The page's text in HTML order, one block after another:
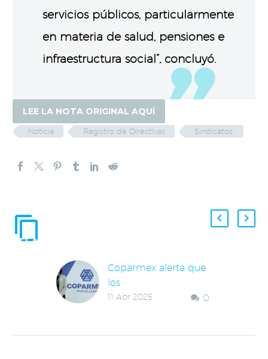
servicios públicos, particularmente
en materia de salud, pensiones e
infraestructura social”, concluyó.
LEE LA NOTA ORIGINAL AQUÍ
Noticia Registro de Directivas Sindicatos.
RELACIONADAS
Coparmex alerta que
los
aranceles preocupan0
11 Abr 2025